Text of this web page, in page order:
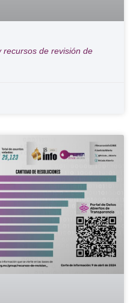
recursos de revisión de